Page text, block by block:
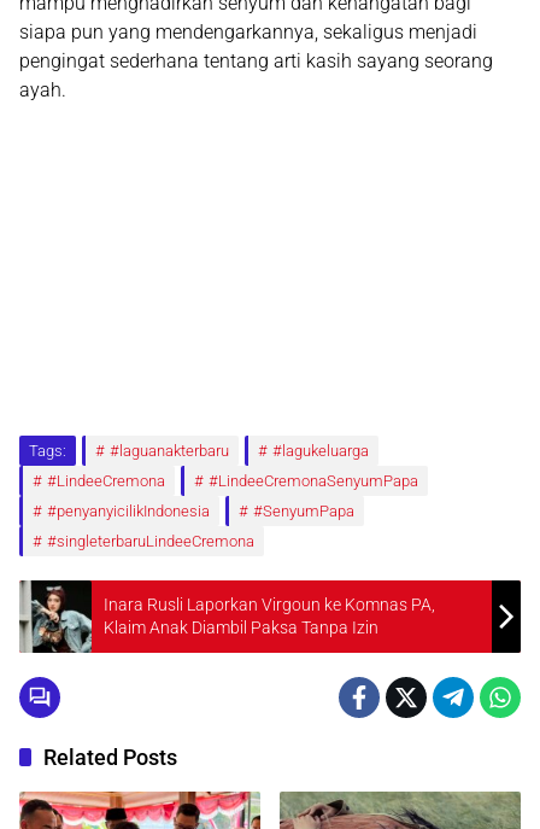
siapa pun yang mendengarkannya, sekaligus menjadi
pengingat sederhana tentang arti kasih sayang seorang
ayah.
Tags: #laguanakterbaru
#lagukeluarga
#LindeeCremona
#LindeeCremonaSenyumPapa
#penyanyicilikIndonesia
#SenyumPapa
#singleterbaruLindeeCremona
Inara Rusli Laporkan Virgoun ke Komnas PA,
Klaim Anak Diambil Paksa Tanpa Izin
Related Posts